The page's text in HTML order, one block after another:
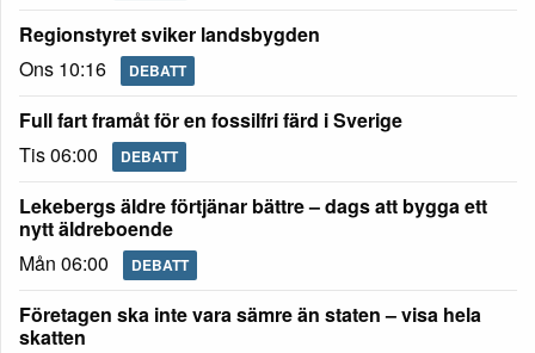
Regionstyret sviker landsbygden
Ons 10:16
DEBATT
Full fart framåt för en fossilfri färd i Sverige
Tis 06:00
DEBATT
Lekebergs äldre förtjänar bättre – dags att bygga ett
nytt äldreboende
Mån 06:00
DEBATT
Företagen ska inte vara sämre än staten – visa hela
skatten